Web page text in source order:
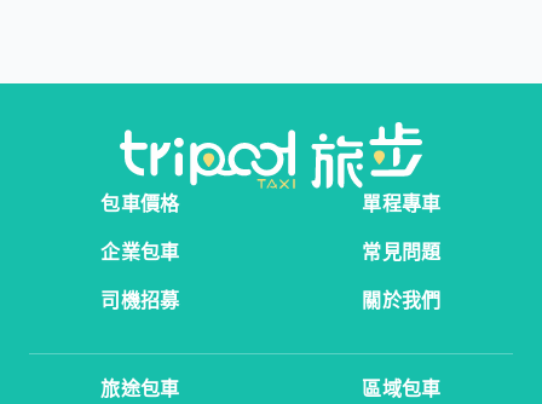
包車價格
單程專車
企業包車
常見問題
司機招募
關於我們
旅途包車 區域包車